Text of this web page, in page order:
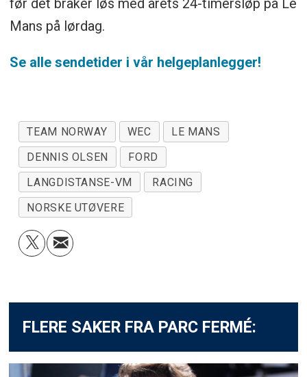
før det braker løs med årets 24-timersløp på Le
Mans på lørdag.
Se alle sendetider i vår helgeplanlegger!
TEAM NORWAY WEC
LE MANS
DENNIS OLSEN
FORD
LANGDISTANSE-VM
RACING
NORSKE UTØVERE
FLERE SAKER FRA PARC FERMÉ: